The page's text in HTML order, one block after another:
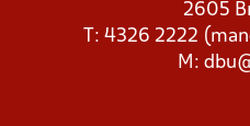
2605
T: 4326 2222
M: